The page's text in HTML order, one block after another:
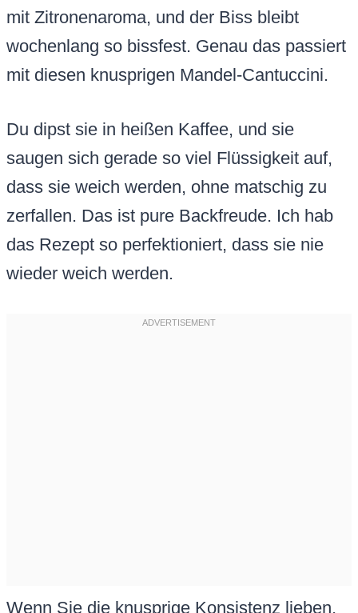
mit Zitronenaroma, und der Biss bleibt
wochenlang so bissfest. Genau das passiert
mit diesen knusprigen Mandel-Cantuccini.
Du dipst sie in heißen Kaffee, und sie
saugen sich gerade so viel Flüssigkeit auf,
dass sie weich werden, ohne matschig zu
zerfallen. Das ist pure Backfreude. Ich hab
das Rezept so perfektioniert, dass sie nie
wieder weich werden.
Wenn Sie die knusprige Konsistenz lieben,